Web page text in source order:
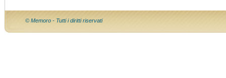
© Memoro - Tutti i diritti riservati